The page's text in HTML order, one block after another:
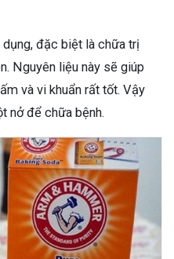
đặc biệt là chữa trị
Nguyên liệu này sẽ giúp
và vi khuẩn rất tốt. Vậy
nở để chữa bệnh.